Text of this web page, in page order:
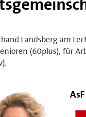
Landsberg am
(60plus), für
AsF